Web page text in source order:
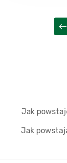
Jak
Jak